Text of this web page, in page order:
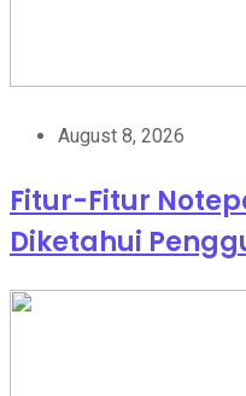
August 8, 2026
Fitur-Fitur
Diketahui